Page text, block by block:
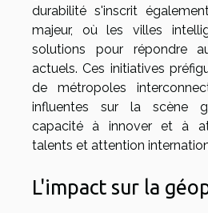
durabilité s'inscrit
majeur, où les villes
solutions pour répondre
actuels. Ces initiatives
de métropoles
influentes sur la scène
capacité à innover et à
talents et attention
L'impact sur la